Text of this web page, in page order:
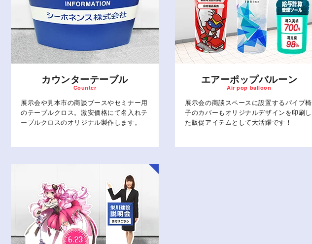
カウンターテーブル
展示会や見本市の商談ブースやセミナー用
のテーブルクロス。激安価格にて名入れテ
ーブルクロスのオリジナル製作します。
エアーポップバルーン
展示会の商談スペースに設置するパイプ椅
子のカバーもオリジナルデザインを印刷し
た販促アイテムとして大活躍です！